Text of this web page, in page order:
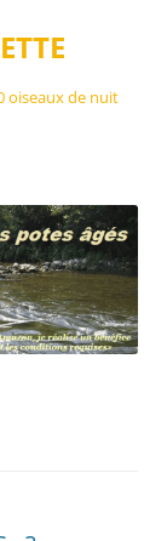
oiseaux de nuit